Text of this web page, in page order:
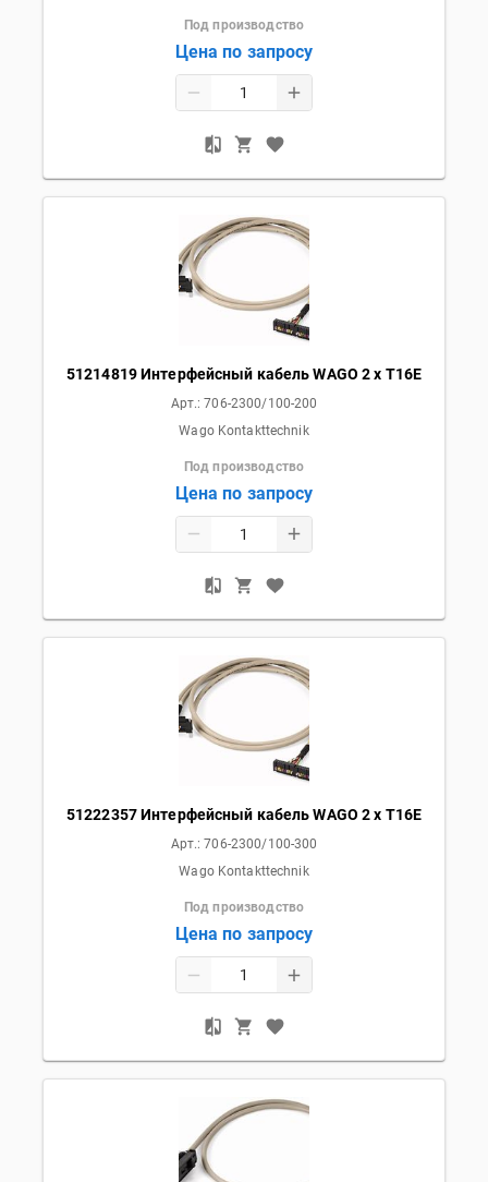
Под производство
Цена по запросу
51214819 Интерфейсный кабель WAGO 2 x T16E
Арт.:706-2300/100-200
Wago Kontakttechnik
Под производство
Цена по запросу
51222357 Интерфейсный кабель WAGO 2 x T16E
Арт.:706-2300/100-300
Wago Kontakttechnik
Под производство
Цена по запросу